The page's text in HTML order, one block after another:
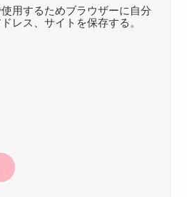
用するためブラウザーに自分
レス、サイトを保存する。